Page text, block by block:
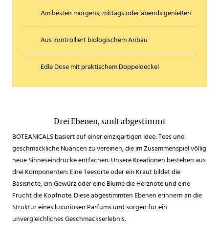
Am besten morgens, mittags oder abends genießen
Aus kontrolliert biologischem Anbau
Edle Dose mit praktischem Doppeldeckel
Drei Ebenen, sanft abgestimmt
BOTEANICALS basiert auf einer einzigartigen Idee: Tees und
geschmackliche Nuancen zu vereinen, die im Zusammenspiel völlig
neue Sinneseindrücke entfachen. Unsere Kreationen bestehen aus
drei Komponenten: Eine Teesorte oder ein Kraut bildet die
Basisnote, ein Gewürz oder eine Blume die Herznote und eine
Frucht die Kopfnote. Diese abgestimmten Ebenen erinnern an die
Struktur eines luxuriösen Parfums und sorgen für ein
unvergleichliches Geschmackserlebnis.